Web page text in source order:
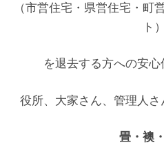
（市営住宅・県営住宅・町
ト）
を退去する方への安心
役所、大家さん、管理人
畳・襖